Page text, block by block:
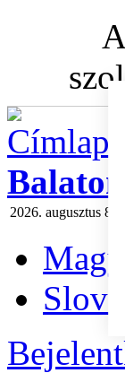
2026. augusztus 8